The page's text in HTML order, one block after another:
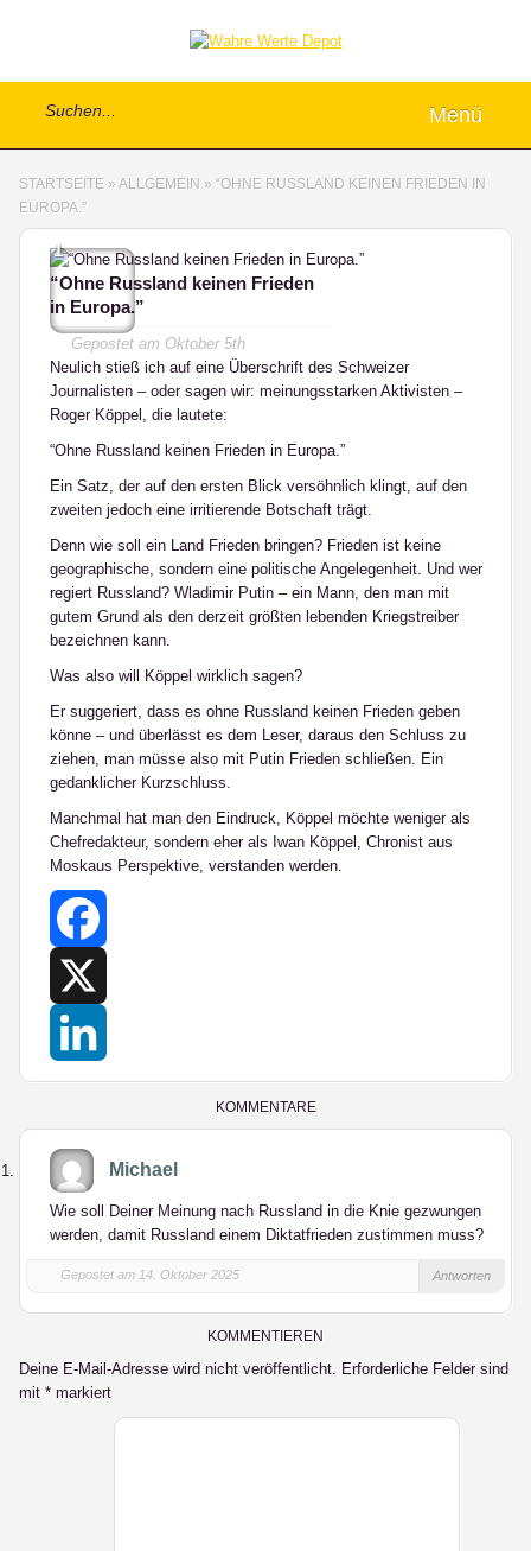
Menü
STARTSEITE » ALLGEMEIN » “OHNE RUSSLAND KEINEN FRIEDEN IN
EUROPA.”
1
“Ohne Russland keinen Frieden
in Europa.”
Gepostet am Oktober 5th
Neulich stieß ich auf eine Überschrift des Schweizer
Journalisten – oder sagen wir: meinungsstarken Aktivisten –
Roger Köppel, die lautete:
“Ohne Russland keinen Frieden in Europa.”
Ein Satz, der auf den ersten Blick versöhnlich klingt, auf den
zweiten jedoch eine irritierende Botschaft trägt.
Denn wie soll ein Land Frieden bringen? Frieden ist keine
geographische, sondern eine politische Angelegenheit. Und wer
regiert Russland? Wladimir Putin – ein Mann, den man mit
gutem Grund als den derzeit größten lebenden Kriegstreiber
bezeichnen kann.
Was also will Köppel wirklich sagen?
Er suggeriert, dass es ohne Russland keinen Frieden geben
könne – und überlässt es dem Leser, daraus den Schluss zu
ziehen, man müsse also mit Putin Frieden schließen. Ein
gedanklicher Kurzschluss.
Manchmal hat man den Eindruck, Köppel möchte weniger als
Chefredakteur, sondern eher als Iwan Köppel, Chronist aus
Moskaus Perspektive, verstanden werden.
Facebook
KOMMENTARE
Michael
Wie soll Deiner Meinung nach Russland in die Knie gezwungen
werden, damit Russland einem Diktatfrieden zustimmen muss?
Gepostet am 14. Oktober 2025 Antworten
KOMMENTIEREN
Deine E-Mail-Adresse wird nicht veröffentlicht. Erforderliche Felder sind
mit * markiert